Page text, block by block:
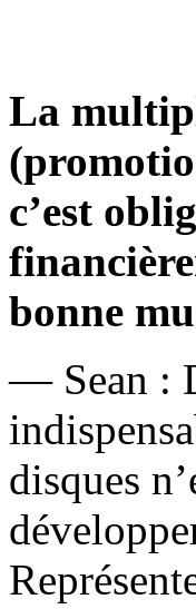
La
c’est
bonne
— Sean :
disques